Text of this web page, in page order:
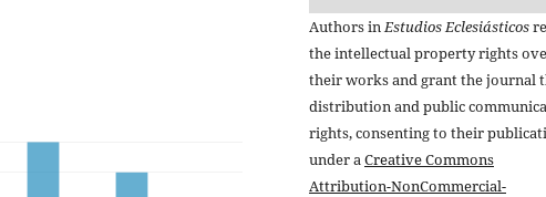
Authors inEstudios Eclesiásticos
the intellectual property rights
their works and grant the journal
distribution and public
rights, consenting to their
under aCreative Commons
Attribution-NonCommercial-